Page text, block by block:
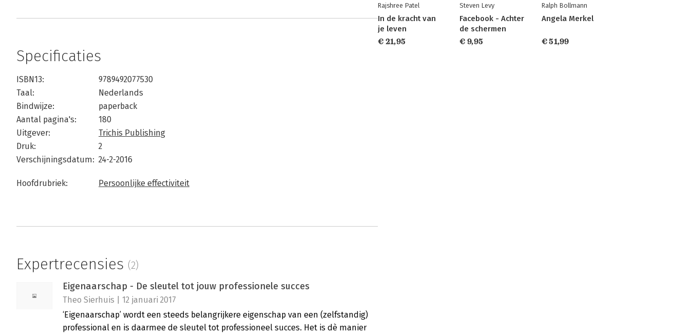
Specificaties
ISBN13:
9789492077530
Taal:
Nederlands
Bindwijze:
paperback
Aantal pagina's:
180
Uitgever:
Trichis Publishing
Druk:
2
Verschijningsdatum: 24-2-2016
Hoofdrubriek: Persoonlijke effectiviteit
Expertrecensies (2)
Eigenaarschap - De sleutel tot jouw professionele succes
Theo Sierhuis | 12 januari 2017
‘Eigenaarschap’ wordt een steeds belangrijkere eigenschap van een (zelfstandig)
professional en is daarmee de sleutel tot professioneel succes. Het is dè manier
Rajshree Patel
In de kracht van
je leven
€ 21,95
Steven Levy
Facebook - Achter
de schermen
€ 9,95
Ralph Bollmann
Angela Merkel
€ 51,99